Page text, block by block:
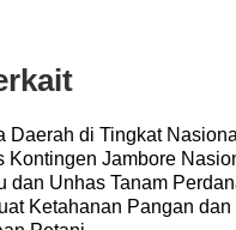
Daerah di Tingkat
Kontingen Jambore
dan Unhas Tanam
Ketahanan Pangan dan